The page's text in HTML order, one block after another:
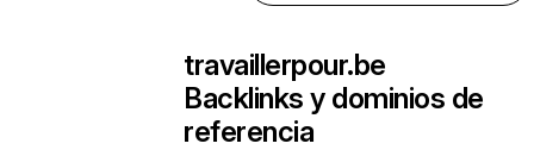
travaillerpour.be
Backlinks y dominios de
referencia